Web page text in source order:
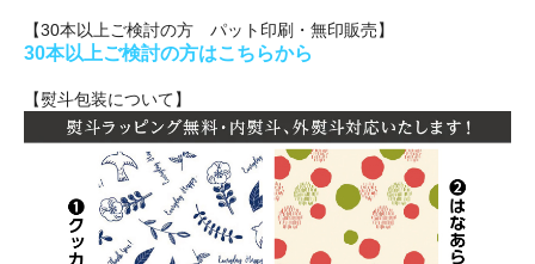
【30本以上ご検討の方 パット印刷・無印販売】
30本以上ご検討の方はこちらから
【熨斗包装について】